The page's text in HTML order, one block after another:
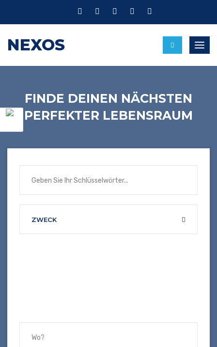
NEXOS
FINDE DEINEN NÄCHSTEN
PERFEKTER LEBENSRAUM
ZWECK